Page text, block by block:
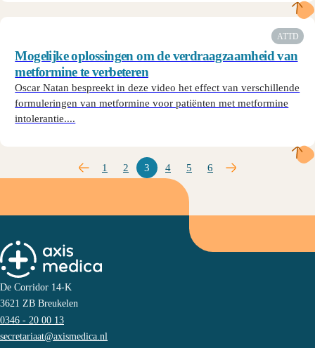
ATTD
Mogelijke oplossingen om de verdraagzaamheid van
metformine te verbeteren
Oscar Natan bespreekt in deze video het effect van verschillende
formuleringen van metformine voor patiënten met metformine
intolerantie....
1 2 3 4 5 6
De Corridor 14-K
3621 ZB Breukelen
0346 - 20 00 13
secretariaat@axismedica.nl